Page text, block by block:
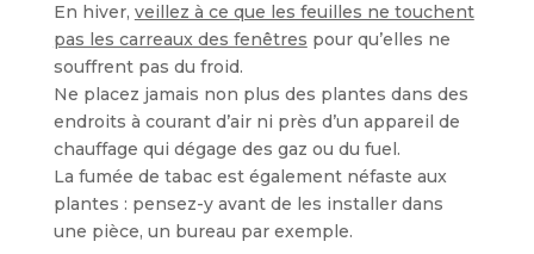
En hiver, veillez à ce que les feuilles ne touchent
pas les carreaux des fenêtres pour qu’elles ne
souffrent pas du froid.
Ne placez jamais non plus des plantes dans des
endroits à courant d’air ni près d’un appareil de
chauffage qui dégage des gaz ou du fuel.
La fumée de tabac est également néfaste aux
plantes : pensez-y avant de les installer dans
une pièce, un bureau par exemple.